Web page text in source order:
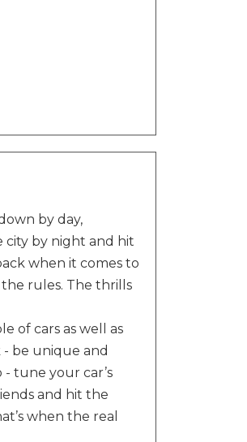
by day,
city by night and hit
when it comes to
rules. The thrills
of cars as well as
be unique and
tune your car’s
and hit the
when the real